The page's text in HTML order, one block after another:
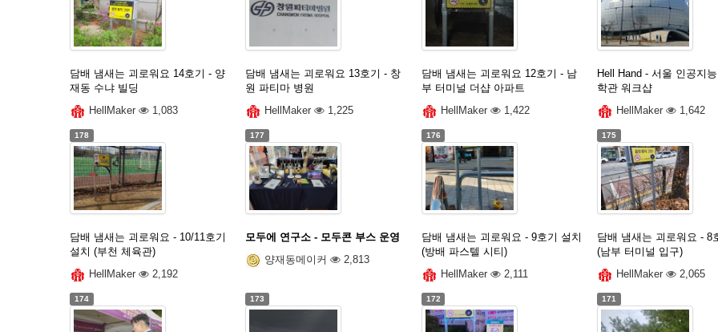
담배 냄새는 괴로워요 14호기 - 양
재동 수냐 빌딩
HellMaker
1,083
담배 냄새는 괴로워요 13호기 - 창
원 파티마 병원
HellMaker
1,225
담배 냄새는 괴로워요 12호기 - 남
부 터미널 더샵 아파트
HellMaker
1,422
Hell Hand - 서울 인공지
학관 워크샵
HellMaker
1,642
178
담배 냄새는 괴로워요 - 10/11호기
설치 (부천 체육관)
HellMaker
2,192
177
모두에 연구소 - 모두콘 부스 운영
양재동메이커
2,813
176
담배 냄새는 괴로워요 - 9호기 설치
(방배 파스텔 시티)
HellMaker
2,111
175
담배 냄새는 괴로워요 - 8
(남부 터미널 입구)
HellMaker
2,065
174 173 172 171